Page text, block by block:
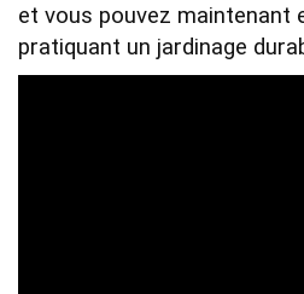
et vous pouvez maintenant
pratiquant un jardinage